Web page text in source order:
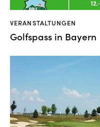
VERANSTALTUNGEN
Golfspass in Bayern